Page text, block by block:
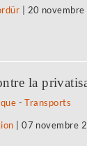
20 novembre
la
-Transports
|07 novembre